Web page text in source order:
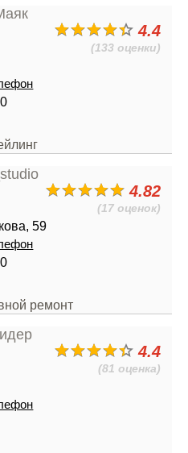
4.4
(133 оценки)
4.82
(17 оценок)
59
ремонт
4.4
(81 оценка)